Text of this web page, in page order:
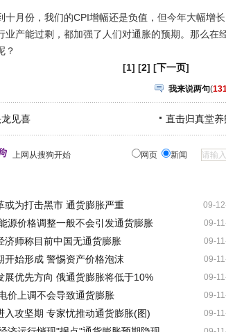
份，我们的CPI增幅还是负值，但今年大幅增长
业产能过剩，都加强了人们对通胀的预期。那么在
？
[1] [2] [下一页]
我来说两句(
见喜 直击归真堂
上网从搜狗开始 网页 新闻
09-
或为打击黑市 通货膨胀严重
09-
源价格调整一般不会引发通货膨胀
09-
济师称目前中国无通货膨胀
09-
开始形成 警惕资产价格泡沫
09-
展优先方向 俄通货膨胀将低于10%
09-
价上调不会导致通货膨胀
09-
入攻坚期 专家忧推动通货膨胀(图)